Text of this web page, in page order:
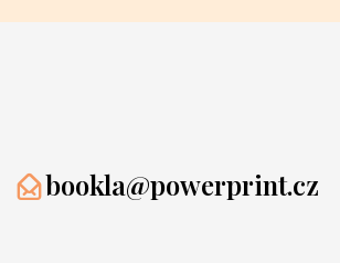
bookla@powerprint.cz